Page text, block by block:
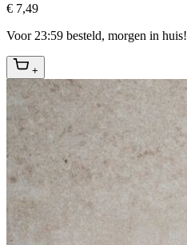
€ 7,49
Voor 23:59 besteld, morgen in huis!
+